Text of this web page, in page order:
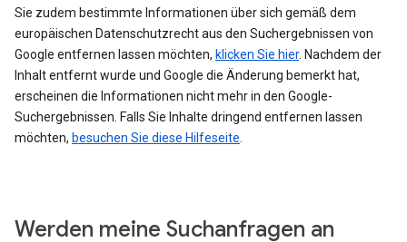
Sie zudem bestimmte Informationen über sich gemäß dem
europäischen Datenschutzrecht aus den Suchergebnissen von
Google entfernen lassen möchten, klicken Sie hier. Nachdem der
Inhalt entfernt wurde und Google die Änderung bemerkt hat,
erscheinen die Informationen nicht mehr in den Google-
Suchergebnissen. Falls Sie Inhalte dringend entfernen lassen
möchten, besuchen Sie diese Hilfeseite
Werden meine Suchanfragen an